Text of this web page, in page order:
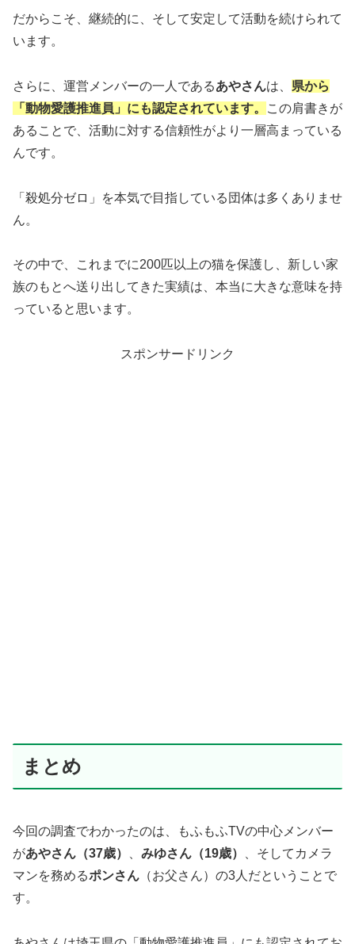
だからこそ、継続的に、そして安定して活動を続けられて
います。
さらに、運営メンバーの一人であるあやさんは、 県から
「動物愛護推進員」にも認定されています。
この肩書きが
あることで、活動に対する信頼性がより一層高まっている
んです。
「殺処分ゼロ」を本気で目指している団体は多くありませ
ん。
その中で、これまでに200匹以上の猫を保護し、新しい家
族のもとへ送り出してきた実績は、本当に大きな意味を持
っていると思います。
スポンサードリンク
まとめ
今回の調査でわかったのは、もふもふTVの中心メンバー
があやさん（37歳） みゆさん（19歳）
、そしてカメラ
マンを務めるポンさん （お父さん）の3人だということで
す。